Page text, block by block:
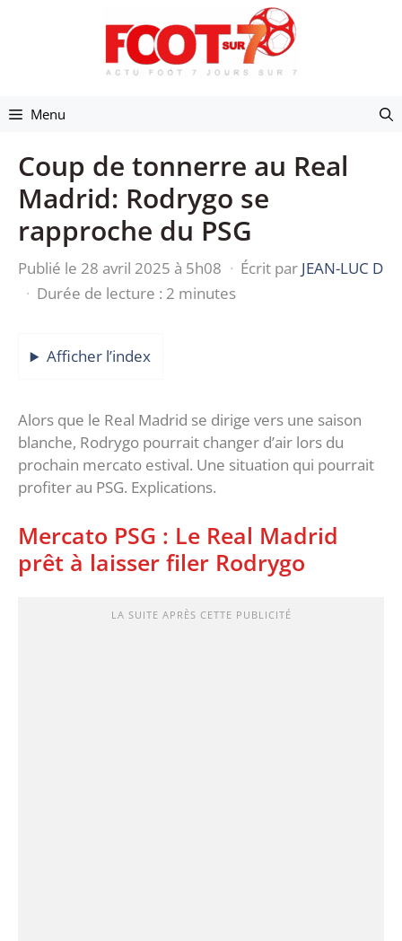
Menu
Coup de tonnerre au Real
Madrid: Rodrygo se
rapproche du PSG
Publié le 28 avril 2025 à 5h08 · Écrit par JEAN-LUC D
· Durée de lecture : 2 minutes
Afficher l’index
Alors que le Real Madrid se dirige vers une saison
blanche, Rodrygo pourrait changer d’air lors du
prochain mercato estival. Une situation qui pourrait
profiter au PSG. Explications.
Mercato PSG : Le Real Madrid
prêt à laisser filer Rodrygo
LA SUITE APRÈS CETTE PUBLICITÉ